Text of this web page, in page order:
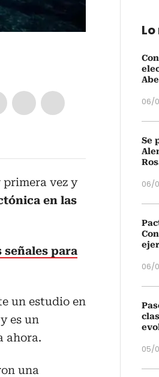
vez y
en las
señales para
un estudio en
es un
ahora.
una
06/
Se
06/
06/
05/